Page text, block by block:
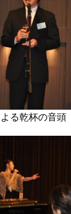
る乾杯の音頭